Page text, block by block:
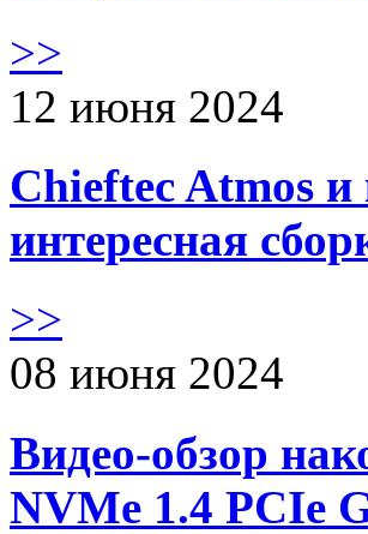
>>
12 июня 2024
Chieftec Atmos и
интересная
>>
08 июня 2024
Видео-обзор
NVMe 1.4 PCIe